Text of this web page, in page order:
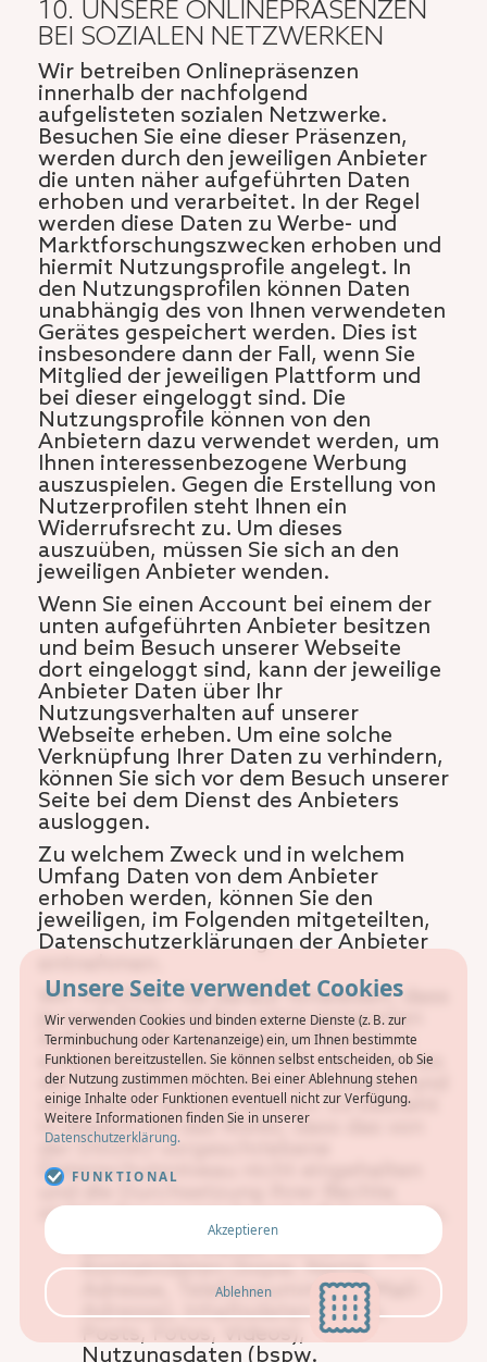
Unsere Seite verwendet Cookies
Wir verwenden Cookies und binden externe Dienste (z. B. zur
Terminbuchung oder Kartenanzeige) ein, um Ihnen bestimmte
Funktionen bereitzustellen. Sie können selbst entscheiden, ob Sie
der Nutzung zustimmen möchten. Bei einer Ablehnung stehen
einige Inhalte oder Funktionen eventuell nicht zur Verfügung.
Weitere Informationen finden Sie in unserer
Datenschutzerklärung.
FUNKTIONAL
Akzeptieren
Ablehnen
10. UNSERE ONLINEPRÄSENZEN
BEI SOZIALEN NETZWERKEN
Wir betreiben Onlinepräsenzen
innerhalb der nachfolgend
aufgelisteten sozialen Netzwerke.
Besuchen Sie eine dieser Präsenzen,
werden durch den jeweiligen Anbieter
die unten näher aufgeführten Daten
erhoben und verarbeitet. In der Regel
werden diese Daten zu Werbe- und
Marktforschungszwecken erhoben und
hiermit Nutzungsprofile angelegt. In
den Nutzungsprofilen können Daten
unabhängig des von Ihnen verwendeten
Gerätes gespeichert werden. Dies ist
insbesondere dann der Fall, wenn Sie
Mitglied der jeweiligen Plattform und
bei dieser eingeloggt sind. Die
Nutzungsprofile können von den
Anbietern dazu verwendet werden, um
Ihnen interessenbezogene Werbung
auszuspielen. Gegen die Erstellung von
Nutzerprofilen steht Ihnen ein
Widerrufsrecht zu. Um dieses
auszuüben, müssen Sie sich an den
jeweiligen Anbieter wenden.
Wenn Sie einen Account bei einem der
unten aufgeführten Anbieter besitzen
und beim Besuch unserer Webseite
dort eingeloggt sind, kann der jeweilige
Anbieter Daten über Ihr
Nutzungsverhalten auf unserer
Webseite erheben. Um eine solche
Verknüpfung Ihrer Daten zu verhindern,
können Sie sich vor dem Besuch unserer
Seite bei dem Dienst des Anbieters
ausloggen.
Zu welchem Zweck und in welchem
Umfang Daten von dem Anbieter
erhoben werden, können Sie den
jeweiligen, im Folgenden mitgeteilten,
Datenschutzerklärungen der Anbieter
Wir möchten Sie darauf hinweisen, dass
je nach Sitzland des unten genannten
Anbieters die über dessen Plattform
erfassten Daten außerhalb des Raumes
der Europäischen Union übertragen und
verarbeitet werden können. Es besteht
in diesem Fall das Risiko, dass das von
der DSGVO vorgeschriebene
Datenschutzniveau nicht eingehalten
und die Durchsetzung Ihrer Rechte
nicht oder nur erschwert erfolgen kann.
Betroffene Daten:Bestands- und
Kontaktdaten (bspw. Name,
Adresse, Telefonnummer, E-Mail-
Adresse), Inhaltsdaten (bspw.